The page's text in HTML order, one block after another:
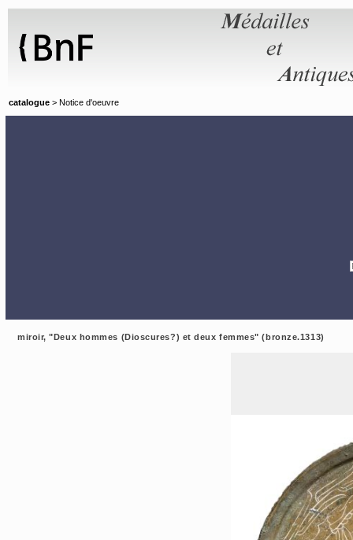
catalogue > Notice d'oeuvre
miroir, "Deux hommes (Dioscures?) et deux femmes" (bronze.1313)